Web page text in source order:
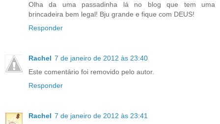
Olha da uma passadinha lá no blog que tem uma
brincadeira bem legal! Bju grande e fique com DEUS!
Responder
Rachel 7 de janeiro de 2012 às 23:40
Este comentário foi removido pelo autor.
Responder
Rachel 7 de janeiro de 2012 às 23:41